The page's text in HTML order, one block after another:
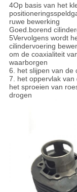
4Op basis van het
ruwe bewerking
Goed. borend
5Vervolgens wordt
cilindervoering
om de coaxialiteit
waarborgen
6. het slijpen van de
7. het oppervlak van
het sproeien van
drogen